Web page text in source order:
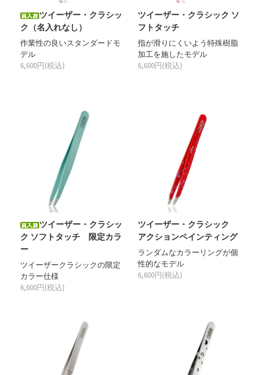
ツイーザー・クラシッ
ク（名入れなし）
作業性の良いスタンダードモ
デル
6,600円(税込)
ツイーザー・クラシック ソ
フトタッチ
指が滑りにくいよう特殊樹脂
加工を施したモデル
6,600円(税込)
ツイーザー・クラシッ
ク ソフトタッチ 限定カラ
ー
ツイーザークラシックの限定
カラー仕様
6,600円(税込)
ツイーザー・クラシック
アクションペインティング
ランダムなカラーリングが個
性的なモデル
6,600円(税込)